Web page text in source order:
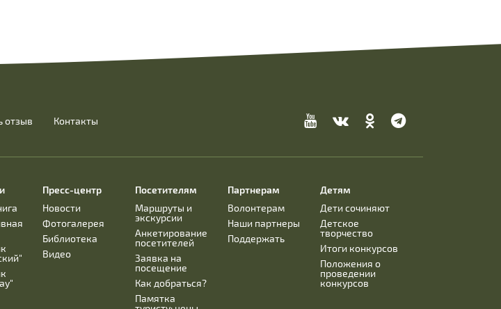
отзыв
Контакты
Пресс-центр
Новости
Фотогалерея
Библиотека
Видео
Посетителям
Маршруты и
экскурсии
Анкетирование
посетителей
Заявка на
посещение
Как добраться?
Памятка
Партнерам
Волонтерам
Наши партнеры
Поддержать
Детям
Дети сочиняют
Детское
творчество
Итоги конкурсов
Положения о
проведении
конкурсов